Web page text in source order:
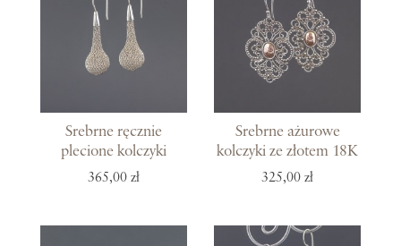
Srebrne ręcznie
plecione kolczyki
365,00 zł
Srebrne ażurowe
kolczyki ze złotem 18K
325,00 zł